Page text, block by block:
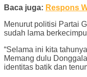
Baca juga: Respons
Menurut politisi Partai
sudah lama
“Selama ini kita
Memang dulu
identitas batik dan